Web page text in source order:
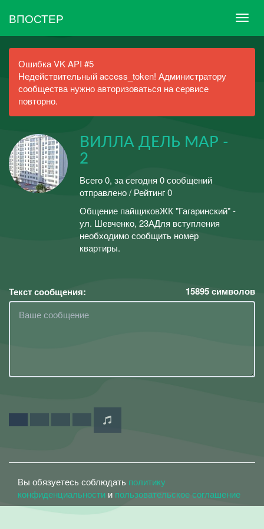
ВПОСТЕР
Ошибка VK API #5
Недействительный access_token! Администратору
сообщества нужно авторизоваться на сервисе
повторно.
ВИЛЛА ДЕЛЬ МАР -
2
Всего 0, за сегодня 0 сообщений
отправлено / Рейтинг 0
Общение пайщиковЖК "Гагаринский" -
ул. Шевченко, 23АДля вступления
необходимо сообщить номер
квартиры.
Текст сообщения: 15895символов
Вы обязуетесь соблюдать политику
конфиденциальности и пользовательское соглашение